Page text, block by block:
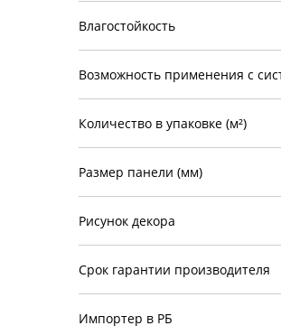
Влагостойкость
Возможность применения с
Количество в упаковке (м²)
Размер панели (мм)
Рисунок декора
Срок гарантии производителя
Импортер в РБ